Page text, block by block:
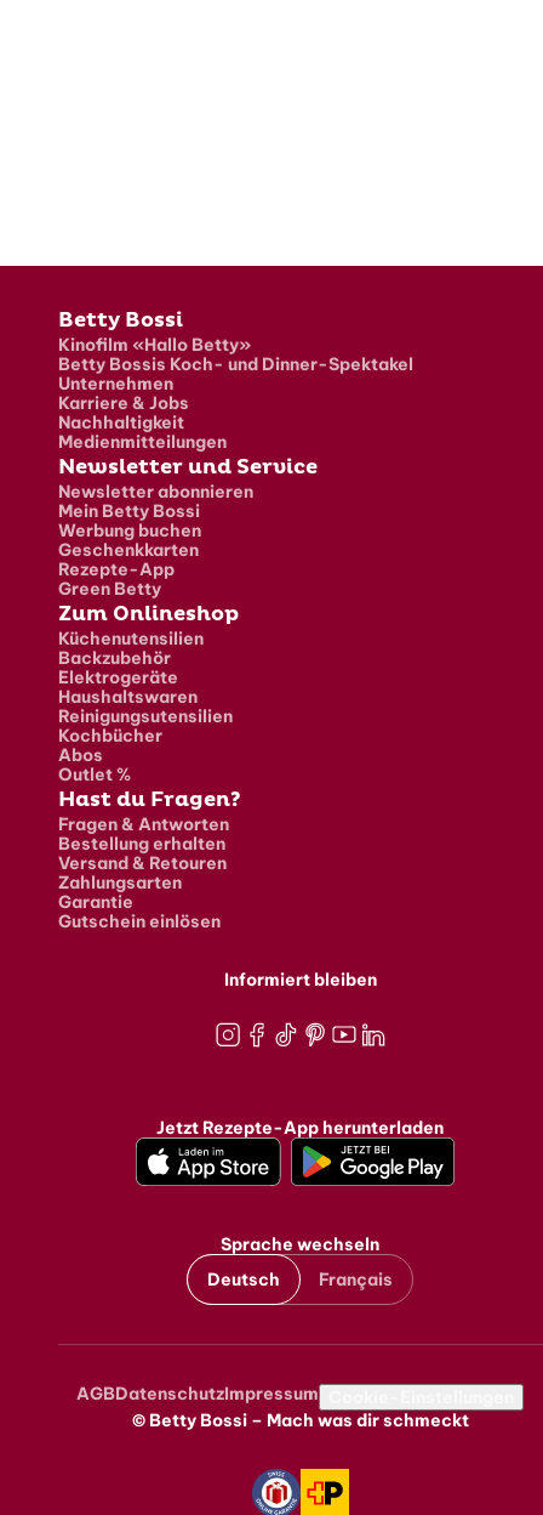
Fusszeile
Betty Bossi
Kinofilm «Hallo Betty»
Betty Bossis Koch- und Dinner-Spektakel
Unternehmen
Karriere & Jobs
Nachhaltigkeit
Medienmitteilungen
Newsletter und Service
Newsletter abonnieren
Mein Betty Bossi
Werbung buchen
Geschenkkarten
Rezepte-App
Green Betty
Zum Onlineshop
Küchenutensilien
Backzubehör
Elektrogeräte
Haushaltswaren
Reinigungsutensilien
Kochbücher
Abos
Outlet %
Hast du Fragen?
Fragen & Antworten
Bestellung erhalten
Versand & Retouren
Zahlungsarten
Garantie
Gutschein einlösen
Informiert bleiben
Jetzt Rezepte-App herunterladen
Sprache wechseln
Deutsch
Français
Metanavigation
AGBDatenschutzImpressum
© Betty Bossi – Mach was dir schmeckt